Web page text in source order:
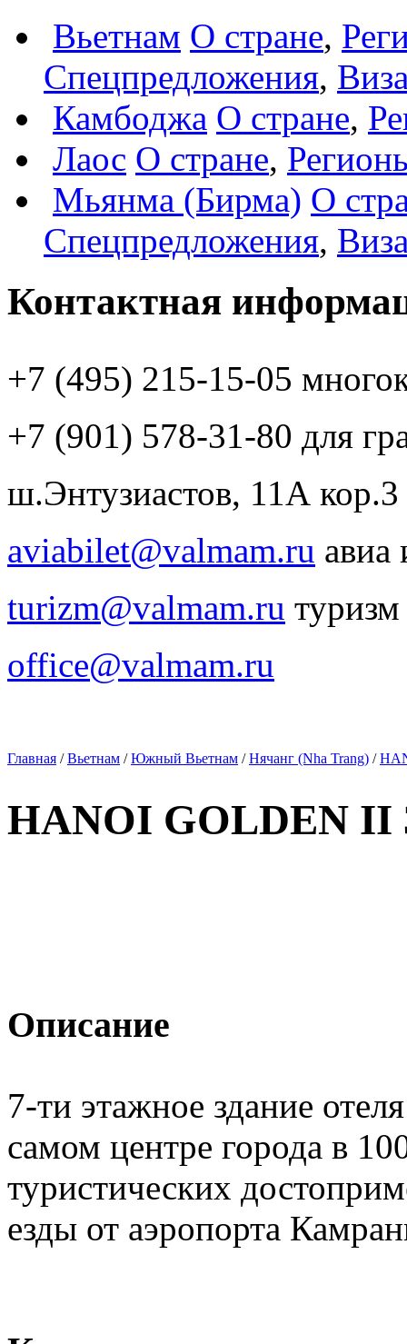
Вьетнам О стране,
Спецпредложения,
Камбоджа О стране,
Лаос О стране,
Мьянма (Бирма) О
Спецпредложения,
Контактная
+7 (495) 215-15-05
+7 (901) 578-31-80 для
ш.Энтузиастов, 11А кор.3
aviabilet@valmam.ru авиа
turizm@valmam.ru туризм
office@valmam.ru
Главная /Вьетнам /Южный Вьетнам /Нячанг (Nha Trang) /
HANOI GOLDEN II
Описание
7-ти этажное здание
самом центре города в
туристических
езды от аэропорта